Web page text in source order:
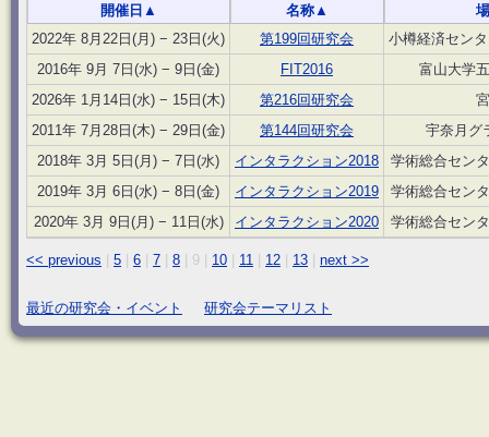
開催日 ▲ 名称 ▲
2022年 8月22日(月) − 23日(火)
第199回研究会
小樽経済セン
2016年 9月 7日(水) − 9日(金)
FIT2016
富山大学
2026年 1月14日(水) − 15日(木)
第216回研究会
2011年 7月28日(木) − 29日(金)
第144回研究会
宇奈月グ
2018年 3月 5日(月) − 7日(水)
インタラクション2018
学術総合セン
2019年 3月 6日(水) − 8日(金)
インタラクション2019
学術総合セン
2020年 3月 9日(月) − 11日(水)
インタラクション2020 学術総合セン
<< previous 5 6 7 8 9 10 11 12 13 next >>
最近の研究会・イベント 研究会テーマリスト